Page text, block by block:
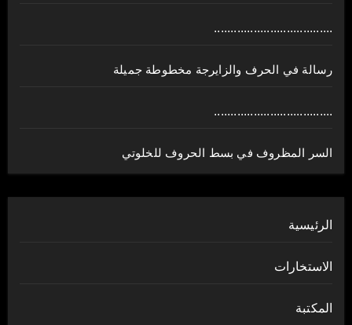
....................................
رسالة في الحرف والزايرجة مخطوطة جميلة
....................................
السر المظروف في بسط الحروف للخلوتي
الرئيسية
الاستخارات
المكتبة